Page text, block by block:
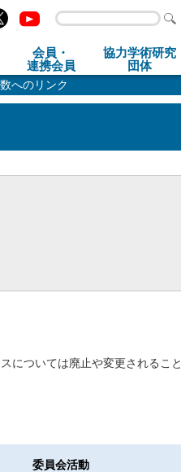
会員・
連携会員
協力学術研究
団体
へのリンク
については廃止や変更されること
委員会活動